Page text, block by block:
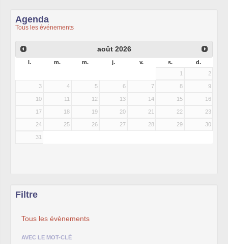
Agenda
Tous les événements
août 2026
l. m. m. j. v. s.
d.
1
2
3 4 5 6 7 8 9
10 11 12 13 14 15 16
17 18 19 20 21 22 23
24 25 26 27 28 29 30
31
Filtre
Tous les évènements
AVEC LE MOT-CLÉ